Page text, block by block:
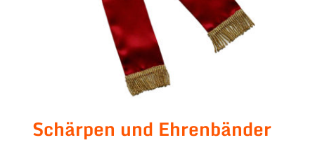
Schärpen und Ehrenbänder